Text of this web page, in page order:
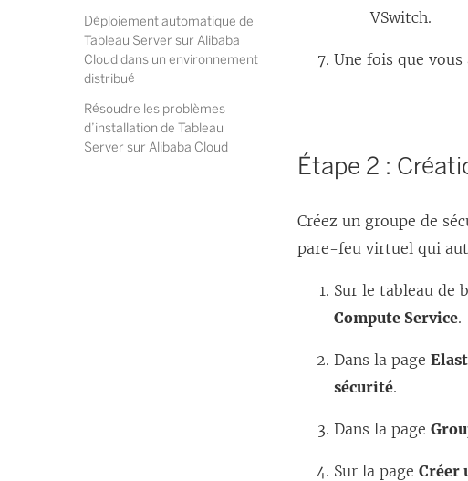
Déploiement automatique de
Tableau Server sur Alibaba
Cloud dans un environnement
distribué
Résoudre les problèmes
d’installation de Tableau
Server sur Alibaba Cloud
VSwitch.
Une fois que
Étape 2 :
Créez un groupe de
pare-feu virtuel qui
Sur le tableau de
Compute Service.
Dans la page
sécurité.
Dans la page
Sur la pageCréer